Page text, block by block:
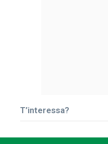
T’interessa?